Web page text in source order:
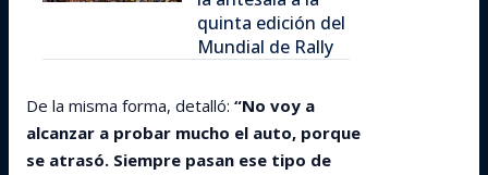
quinta edición del
Mundial de Rally
De la misma forma, detalló: “No voy a
alcanzar a probar mucho el auto, porque
se atrasó. Siempre pasan ese tipo de